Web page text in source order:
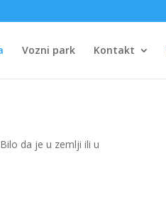
Vozni park Kontakt
da je u zemlji ili u